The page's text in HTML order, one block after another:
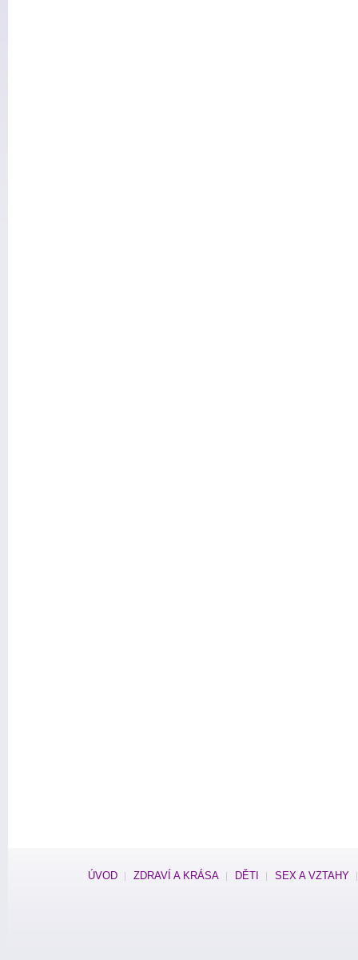
ÚVOD ZDRAVÍ A KRÁSA DĚTI SEX A VZTAHY